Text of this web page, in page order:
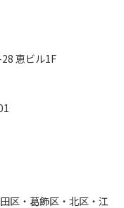
恵ビル1F
区・葛飾区・北区・江